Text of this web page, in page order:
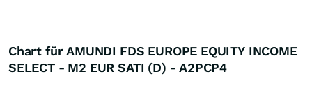
Chart für AMUNDI FDS EUROPE EQUITY INCOME
SELECT - M2 EUR SATI (D) - A2PCP4